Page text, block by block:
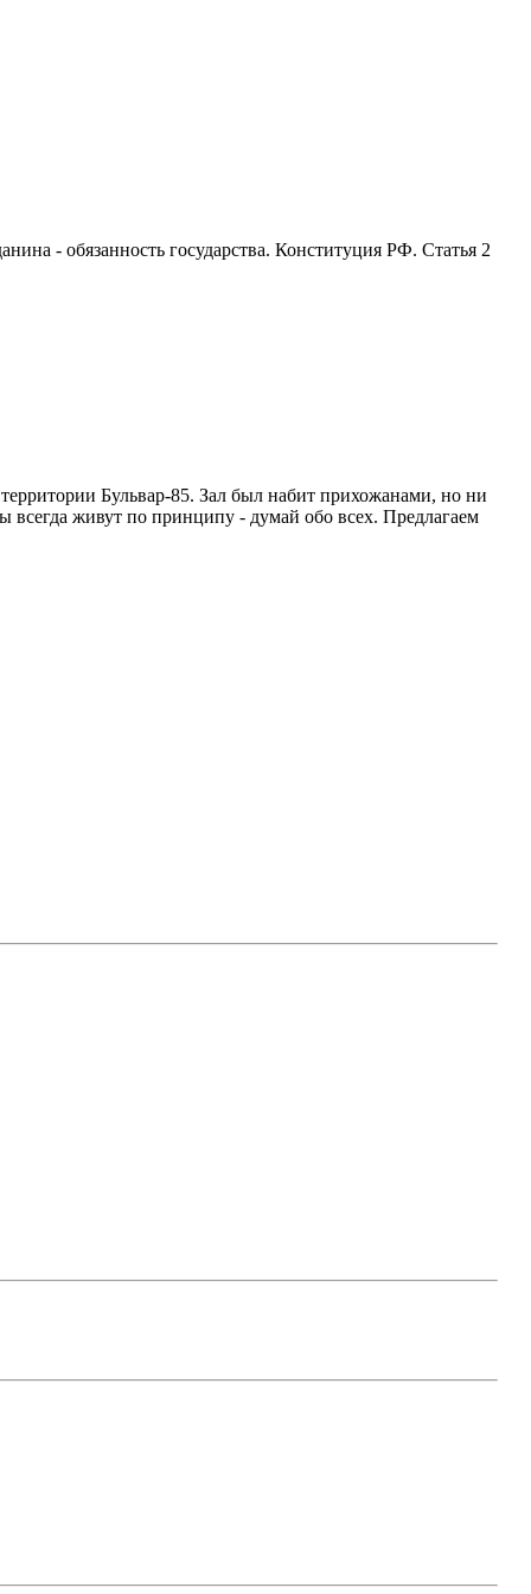
- обязанность государства. Конституция РФ. Статья 2
Бульвар-85. Зал был набит прихожанами, но ни
всегда живут по принципу - думай обо всех. Предлагаем